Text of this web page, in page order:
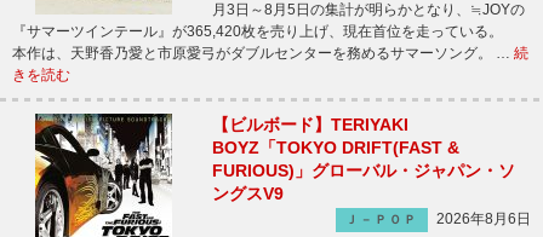
月3日～8月5日の集計が明らかとなり、≒JOYの
『サマーツインテール』が365,420枚を売り上げ、現在首位を走っている。
本作は、天野香乃愛と市原愛弓がダブルセンターを務めるサマーソング。 … 続
きを読む
【ビルボード】TERIYAKI
BOYZ「TOKYO DRIFT(FAST &
FURIOUS)」グローバル・ジャパン・ソ
ングスV9
Ｊ－ＰＯＰ
2026年8月6日